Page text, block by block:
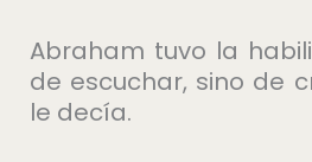
Abraham tuvo la
de escuchar, sino de
le decía.